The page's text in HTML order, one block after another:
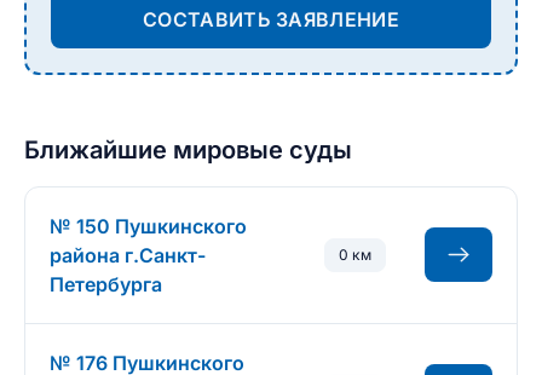
СОСТАВИТЬ ЗАЯВЛЕНИЕ
Ближайшие мировые суды
№ 150 Пушкинского
района г.Санкт-
Петербурга
0 км
№ 176 Пушкинского